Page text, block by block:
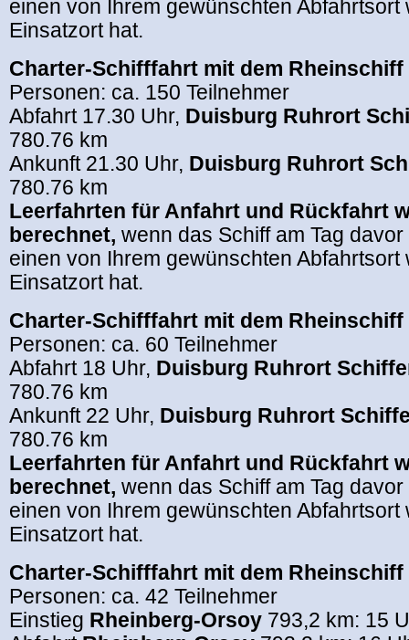
einen von Ihrem gewünschten Abfahrtsort
Einsatzort hat.
Charter-Schifffahrt mit dem Rheinschiff
Personen: ca. 150 Teilnehmer
Abfahrt 17.30 Uhr, Duisburg Ruhrort
780.76 km
Ankunft 21.30 Uhr, Duisburg Ruhrort
780.76 km
Leerfahrten für Anfahrt und Rückfahrt
berechnet, wenn das Schiff am Tag
einen von Ihrem gewünschten Abfahrtsort
Einsatzort hat.
Charter-Schifffahrt mit dem Rheinschiff
Personen: ca. 60 Teilnehmer
Abfahrt 18 Uhr, Duisburg Ruhrort
780.76 km
Ankunft 22 Uhr, Duisburg Ruhrort
780.76 km
Leerfahrten für Anfahrt und Rückfahrt
berechnet, wenn das Schiff am Tag
einen von Ihrem gewünschten Abfahrtsort
Einsatzort hat.
Charter-Schifffahrt mit dem Rheinschiff
Personen: ca. 42 Teilnehmer
Einstieg Rheinberg-Orsoy 793,2 km: 15